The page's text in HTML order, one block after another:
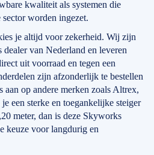
kwaliteit als systemen die
worden ingezet.
je altijd voor zekerheid. Wij zijn
van Nederland en leveren
uit voorraad en tegen een
zijn afzonderlijk te bestellen
aan op andere merken zoals Altrex,
een sterke en toegankelijke steiger
meter, dan is deze Skyworks
keuze voor langdurig en